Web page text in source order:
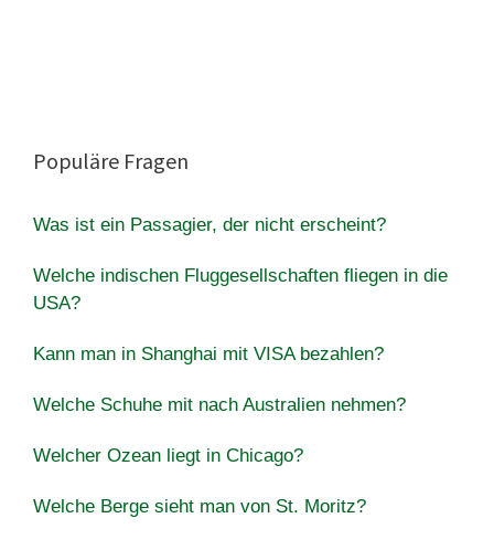
Populäre Fragen
Was ist ein Passagier, der nicht erscheint?
Welche indischen Fluggesellschaften fliegen in die
USA?
Kann man in Shanghai mit VISA bezahlen?
Welche Schuhe mit nach Australien nehmen?
Welcher Ozean liegt in Chicago?
Welche Berge sieht man von St. Moritz?